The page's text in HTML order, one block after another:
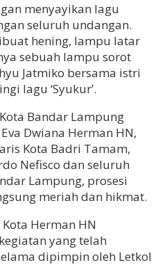
menyayikan lagu
seluruh undangan.
hening, lampu latar
sebuah lampu sorot
Jatmiko bersama istri
lagu ‘Syukur’.
Bandar Lampung
Dwiana Herman HN,
Kota Badri Tamam,
Nefisco dan seluruh
Lampung, prosesi
meriah dan hikmat.
Herman HN
yang telah
dipimpin oleh Letkol